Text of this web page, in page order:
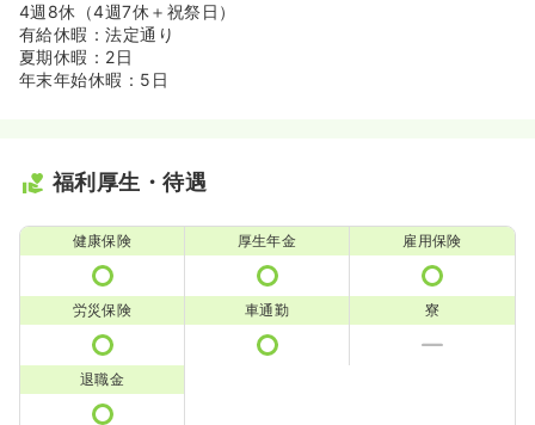
4週8休（4週7休＋祝祭日）
有給休暇：法定通り
夏期休暇：2日
年末年始休暇：5日
福利厚生・待遇
健康保険 厚生年金 雇用保険
労災保険 車通勤 寮
退職金